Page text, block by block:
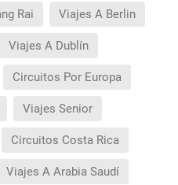
Rai Viajes A Berlin
Viajes A Dublín
Circuitos Por Europa
Viajes Senior
Circuitos Costa Rica
Viajes A Arabia Saudí